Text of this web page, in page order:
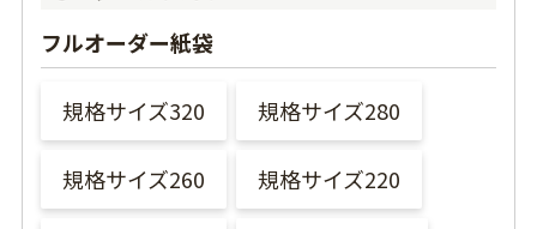
フルオーダー紙袋
規格サイズ320 規格サイズ280
規格サイズ260 規格サイズ220